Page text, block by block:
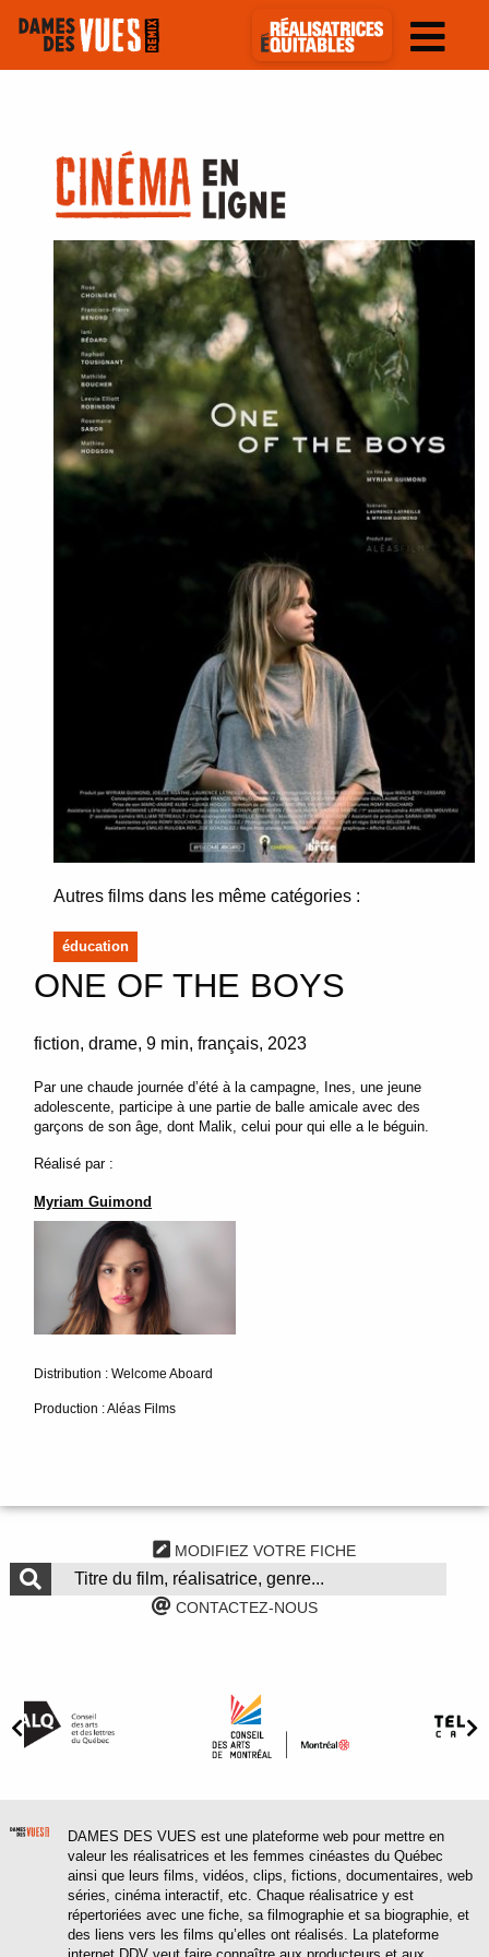
Autres films dans les même catégories :
éducation
ONE OF THE BOYS
fiction drame 9 min français 2023
Par une chaude journée d’été à la campagne, Ines, une jeune
adolescente, participe à une partie de balle amicale avec des
garçons de son âge, dont Malik, celui pour qui elle a le béguin.
Réalisé par :
Myriam Guimond
Distribution : Welcome Aboard
Production : Aléas Films
MODIFIEZ VOTRE FICHE
CONTACTEZ-NOUS
DAMES DES VUES est une plateforme web pour mettre en
valeur les réalisatrices et les femmes cinéastes du Québec
ainsi que leurs films, vidéos, clips, fictions, documentaires, web
séries, cinéma interactif, etc. Chaque réalisatrice y est
répertoriées avec une fiche, sa filmographie et sa biographie, et
des liens vers les films qu’elles ont réalisés. La plateforme